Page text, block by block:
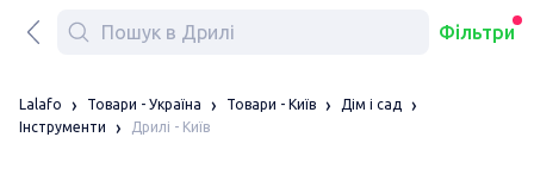
Фільтри
Lalafo Товари - Україна Товари - Київ
Дім і сад
Інструменти
Дрилі - Київ